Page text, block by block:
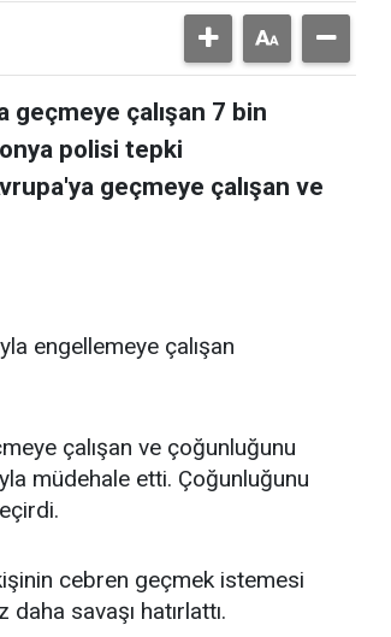
geçmeye çalışan 7 bin
polisi tepki
geçmeye çalışan ve
engellemeye çalışan
çalışan ve çoğunluğunu
müdehale etti. Çoğunluğunu
cebren geçmek istemesi
savaşı hatırlattı.